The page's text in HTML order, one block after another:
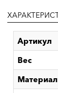
Артикул
Вес
Материал